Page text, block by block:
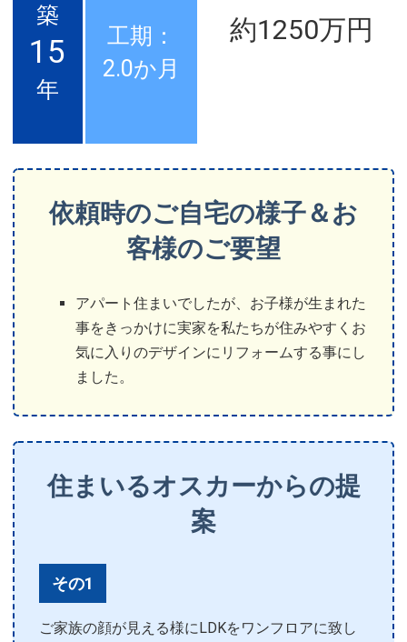
築
15
年
工期：
2.0か月
約1250万円
依頼時のご自宅の様子＆お
客様のご要望
アパート住まいでしたが、お子様が生まれた
事をきっかけに実家を私たちが住みやすくお
気に入りのデザインにリフォームする事にし
ました。
住まいるオスカーからの提
案
その1
ご家族の顔が見える様にLDKをワンフロアに致し